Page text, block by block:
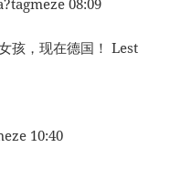
08:09
孩，现在德国！ Lest
10:40